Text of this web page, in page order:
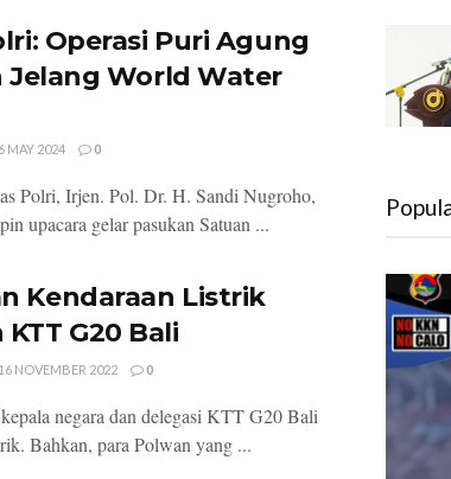
Operasi Puri Agung
Jelang World Water
MAY 2024 0
Polri, Irjen. Pol. Dr. H. Sandi Nugroho,
upacara gelar pasukan Satuan ...
Kendaraan Listrik
G20 Bali
NOVEMBER 2022 0
negara dan delegasi KTT G20 Bali
Bahkan, para Polwan yang ...